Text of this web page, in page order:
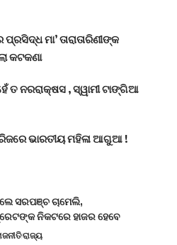
ମା’ ତାରାତାରିଣୀଙ୍କ
କଟକଣା
ତ ନରରାକ୍ଷସ , ସ୍ୱାମୀ ଟାଙ୍ଗିଆ
ଭାରତୀୟ ମହିଳା ଆଗୁଆ !
ସରପଞ୍ଚ ଚାମେଲି,
ନିକଟରେ ହାଜର ହେବେ
ରାଜ୍ୟ